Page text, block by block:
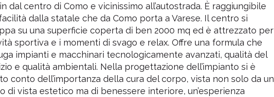
dal centro di Como e vicinissimo all’autostrada. È raggiungibile
dalla statale che da Como porta a Varese. Il centro si
su una superficie coperta di ben 2000 mq ed è attrezzato per
sportiva e i momenti di svago e relax. Offre una formula che
impianti e macchinari tecnologicamente avanzati, qualità del
e qualità ambientali. Nella progettazione dell’impianto si è
conto dell’importanza della cura del corpo, vista non solo da un
di vista estetico ma di benessere interiore, un’esperienza